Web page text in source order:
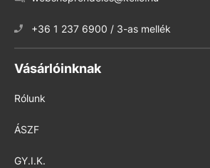
+36 1 237 6900 / 3-as mellék
Vásárlóinknak
Rólunk
ÁSZF
GY.I.K.